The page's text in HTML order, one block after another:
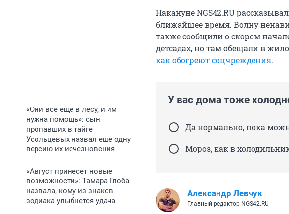
«Они всё еще в лесу, и им
нужна помощь»: сын
пропавших в тайге
Усольцевых назвал еще одну
версию их исчезновения
«Август принесет новые
возможности»: Тамара Глоба
назвала, кому из знаков
зодиака улыбнется удача
Накануне NGS42.RU
ближайшее время. Волну
также сообщили о скором
детсадах, но там обещали в
как обогреют соцчреждения.
У вас дома тоже
Да нормально, пока
Мороз, как в
Александр Левчук
Главный редактор NGS42.RU